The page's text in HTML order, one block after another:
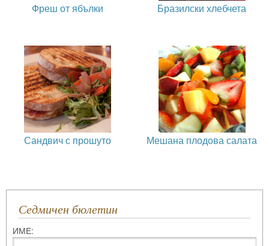
Фреш от ябълки Бразилски хлебчета
Сандвич с прошуто Мешана плодова салата
Седмичен бюлетин
ИМЕ: